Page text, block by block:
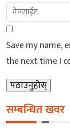
Save my name,
the next time I
सम्बन्धित खवर